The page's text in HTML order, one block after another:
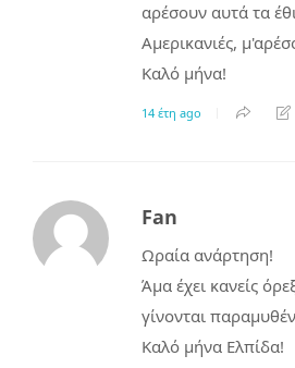
αρέσουν αυτά τα
Αμερικανιές,
Καλό μήνα!
14 έτη ago
Fan
Ωραία ανάρτηση!
Άμα έχει κανείς
γίνονται
Καλό μήνα Ελπίδα!